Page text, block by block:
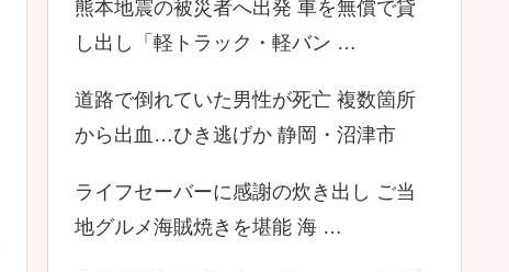
熊本地震の被災者へ出発 車を無償で貸
し出し「軽トラック・軽バン …
道路で倒れていた男性が死亡 複数箇所
から出血…ひき逃げか 静岡・沼津市
ライフセーバーに感謝の炊き出し ご当
地グルメ海賊焼きを堪能 海 …